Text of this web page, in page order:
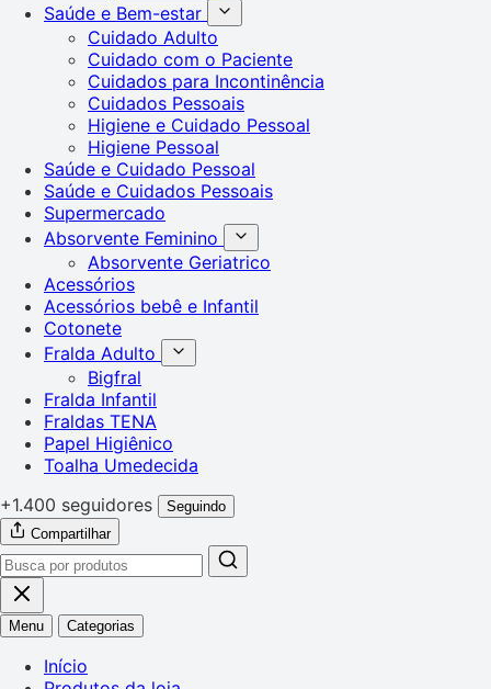
Saúde e Bem-estar
Cuidado Adulto
Cuidado com o Paciente
Cuidados para Incontinência
Cuidados Pessoais
Higiene e Cuidado Pessoal
Higiene Pessoal
Saúde e Cuidado Pessoal
Saúde e Cuidados Pessoais
Supermercado
Absorvente Feminino
Absorvente Geriatrico
Acessórios
Acessórios bebê e Infantil
Cotonete
Fralda Adulto
Bigfral
Fralda Infantil
Fraldas TENA
Papel Higiênico
Toalha Umedecida
+1.400 seguidores
Seguindo
Compartilhar
Menu Categorias
Início